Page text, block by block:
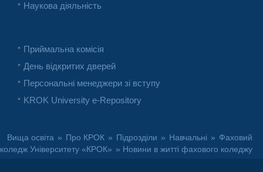
Наукова діяльність
Приймальна комісія
День відкритих дверей
Персональні менеджери зі вступу
KROK University e-Repository
Вища освіта » Про КРОК » Підрозділи » Навчальні » Фаховий
коледж Університету «КРОК» » Новини в житті фахового коледжу